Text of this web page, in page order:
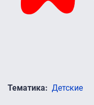
Тематика Детские